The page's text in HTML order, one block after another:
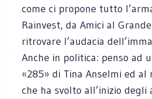
come ci propone tutto
Rainvest, da Amici al
ritrovare l’audacia
Anche in politica: penso ad
«285» di Tina Anselmi ed
che ha svolto all’inizio